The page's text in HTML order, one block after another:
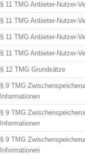
§ 11 TMG Anbieter-Nutzer-
§ 11 TMG Anbieter-Nutzer-
§ 11 TMG Anbieter-Nutzer-
§ 11 TMG Anbieter-Nutzer-
§ 12 TMG Grundsätze
§ 9 TMG
Informationen
§ 9 TMG
Informationen
§ 9 TMG
Informationen